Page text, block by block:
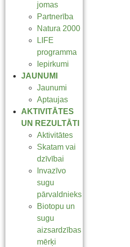
jomas
Partnerība
Natura 2000
LIFE
programma
Iepirkumi
JAUNUMI
Jaunumi
Aptaujas
AKTIVITĀTES
UN REZULTĀTI
Aktivitātes
Skatam vai
dzīvībai
Invazīvo
sugu
pārvaldnieks
Biotopu un
sugu
aizsardzības
mērķi